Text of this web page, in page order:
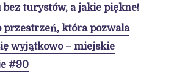
bez turystów, a jakie piękne!
przestrzeń, która pozwala
wyjątkowo – miejskie
#90